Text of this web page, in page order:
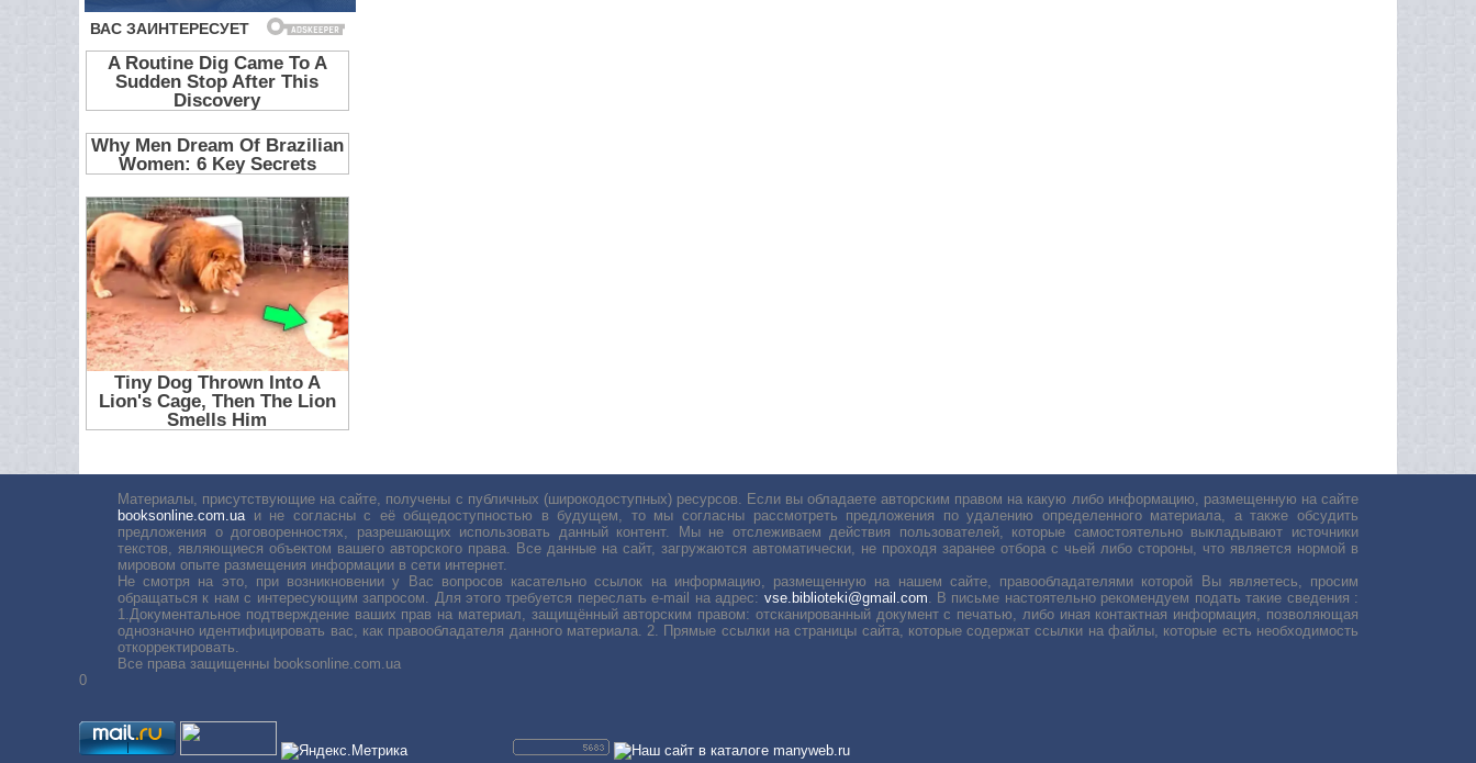
Материалы, присутствующие на сайте, получены с публичных (широкодоступных) ресурсов. Если вы обладаете авторским правом на какую либо информацию, размещенную на сайте
booksonline.com.uaи не согласны с её общедоступностью в будущем, то мы согласны рассмотреть предложения по удалению определенного материала, а также обсудить
предложения о договоренностях, разрешающих использовать данный контент. Мы не отслеживаем действия пользователей, которые самостоятельно выкладывают источники
текстов, являющиеся объектом вашего авторского права. Все данные на сайт, загружаются автоматически, не проходя заранее отбора с чьей либо стороны, что является нормой в
мировом опыте размещения информации в сети интернет.
Не смотря на это, при возникновении у Вас вопросов касательно ссылок на информацию, размещенную на нашем сайте, правообладателями которой Вы являетесь, просим
обращаться к нам с интересующим запросом. Для этого требуется переслать е-mail на адрес: vse.biblioteki@gmail.com. В письме настоятельно рекомендуем подать такие сведения :
1.Документальное подтверждение ваших прав на материал, защищённый авторским правом: отсканированный документ с печатью, либо иная контактная информация, позволяющая
однозначно идентифицировать вас, как правообладателя данного материала. 2. Прямые ссылки на страницы сайта, которые содержат ссылки на файлы, которые есть необходимость
откорректировать.
Все права защищенны booksonline.com.ua
0